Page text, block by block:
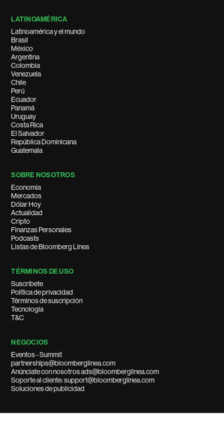
LATINOAMÉRICA
Latinoamérica y el mundo
Brasil
México
Argentina
Colombia
Venezuela
Chile
Perú
Ecuador
Panamá
Uruguay
Costa Rica
El Salvador
República Dominicana
Guatemala
SOBRE NOSOTROS
Economía
Mercados
Dólar Hoy
Actualidad
Cripto
Finanzas Personales
Podcasts
Listas de Bloomberg Línea
TÉRMINOS DE USO
Suscríbete
Política de privacidad
Términos de suscripción
Tecnología
T&C
NEGOCIOS
Eventos - Summit
partnerships@bloomberglinea.com
Anúnciate con nosotros ads@bloomberglinea.com
Soporte al cliente: support@bloomberglinea.com
Soluciones de publicidad